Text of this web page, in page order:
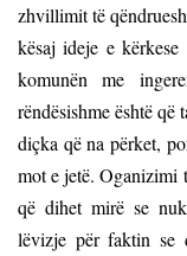
zhvillimit të
kësaj ideje e
komunën me
rëndësishme është
diçka që na përket,
mot e jetë. Oganizimi
që dihet mirë se
lëvizje për faktin se